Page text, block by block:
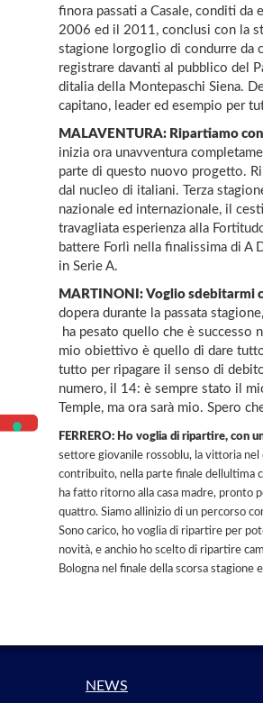
finora passati a Casale, conditi da
2006 ed il 2011, conclusi con la
stagione lorgoglio di condurre da
registrare davanti al pubblico del
ditalia della Montepaschi Siena.
capitano, leader ed esempio per
MALAVENTURA: Ripartiamo con
inizia ora unavventura
parte di questo nuovo progetto.
dal nucleo di italiani. Terza
nazionale ed internazionale, il
travagliata esperienza alla
battere Forlì nella finalissima di A
in Serie A.
MARTINONI: Voglio sdebitarmi
dopera durante la passata
 ha pesato quello che è
mio obiettivo è quello di dare
tutto per ripagare il senso di
numero, il 14: è sempre stato il
Temple, ma ora sarà mio. Spero
FERRERO: Ho voglia di ripartire, con un
settore giovanile rossoblu, la vittoria nel
contribuito, nella parte finale dellultima
ha fatto ritorno alla casa madre,
quattro. Siamo allinizio di un percorso
Sono carico, ho voglia di ripartire per
novità, e anchio ho scelto di ripartire
Bologna nel finale della scorsa stagione
NEWS